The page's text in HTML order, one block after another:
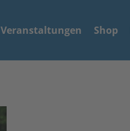
Veranstaltungen Shop